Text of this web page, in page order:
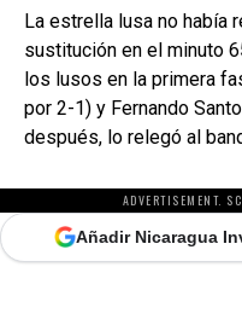
La estrella lusa no había
sustitución en el minuto
los lusos en la primera
por 2-1) y Fernando
después, lo relegó al
ADVERTISEMENT.
Añadir Nicaragua